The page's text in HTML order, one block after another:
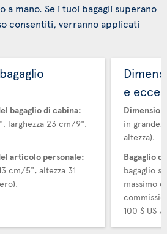
a mano. Se i tuoi bagagli superano
consentiti, verranno applicati
bagaglio di cabina:
larghezza 23 cm/9",
articolo personale:
cm/5", altezza 31
e
in
altezza).
Bagaglio
bagaglio
massimo
100 $ US /